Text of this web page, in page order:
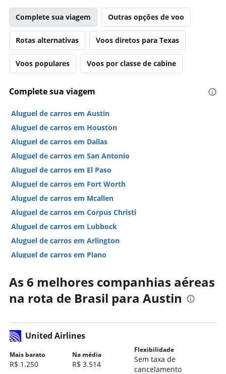
Complete sua viagem Outras opções de voo
Rotas alternativas Voos diretos para Texas
Voos populares Voos por classe de cabine
Complete sua viagem
Aluguel de carros em Austin
Aluguel de carros em Houston
Aluguel de carros em Dallas
Aluguel de carros em San Antonio
Aluguel de carros em El Paso
Aluguel de carros em Fort Worth
Aluguel de carros em Mcallen
Aluguel de carros em Corpus Christi
Aluguel de carros em Lubbock
Aluguel de carros em Arlington
Aluguel de carros em Plano
Hotéis em Austin
Hotéis em Houston
Hotéis em Dallas
Hotéis em Galveston
Hotéis em South Padre Island
Hotéis em Fort Worth
As 6 melhores companhias aéreas
na rota de Brasil para Austin
United Airlines
Mais barato
R$ 1.250
Na média
R$ 3.514
Flexibilidade
Sem taxa de
cancelamento